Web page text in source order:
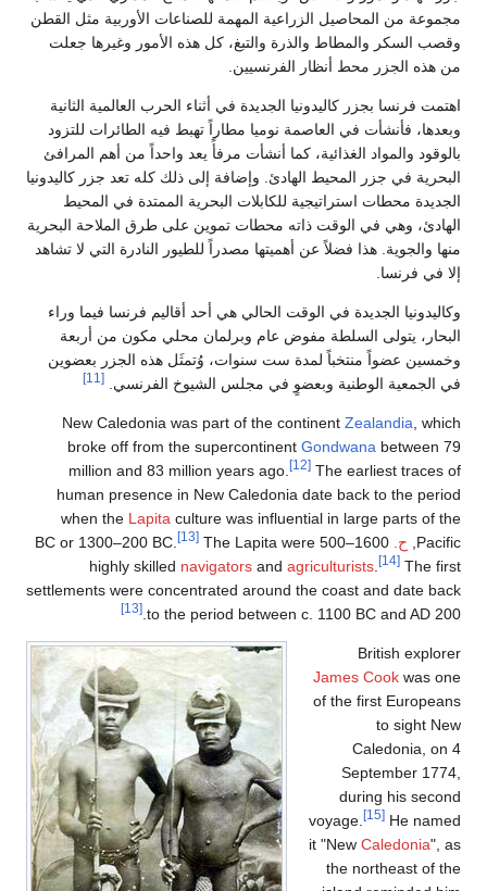
مجموعة من المحاصيل الزراعية المهمة للصناعات الأوربية مثل القطن
وقصب السكر والمطاط والذرة والتبغ، كل هذه الأمور وغيرها جعلت
من هذه الجزر محط أنظار الفرنسيين.
اهتمت فرنسا بجزر كاليدونيا الجديدة في أثناء الحرب العالمية الثانية
وبعدها، فأنشأت في العاصمة نوميا مطاراً تهبط فيه الطائرات للتزود
بالوقود والمواد الغذائية، كما أنشأت مرفأً يعد واحداً من أهم المرافئ
البحرية في جزر المحيط الهادئ. وإضافة إلى ذلك كله تعد جزر كاليدونيا
الجديدة محطات استراتيجية للكابلات البحرية الممتدة في المحيط
الهادئ، وهي في الوقت ذاته محطات تموين على طرق الملاحة البحرية
منها والجوية. هذا فضلاً عن أهميتها مصدراً للطيور النادرة التي لا تشاهد
إلا في فرنسا.
وكاليدونيا الجديدة في الوقت الحالي هي أحد أقاليم فرنسا فيما وراء
البحار، يتولى السلطة مفوض عام وبرلمان محلي مكون من أربعة
وخمسين عضواً منتخباً لمدة ست سنوات، وُتمثَل هذه الجزر بعضوين
في الجمعية الوطنية وبعضوٍ في مجلس الشيوخ الفرنسي.
New Caledonia was part of the continentZealandia , which
broke off from the supercontinentGondwanabetween 79
million and 83 million years ago.
[12]The earliest traces of
human presence in New Caledonia date back to the period
when theLapitaculture was influential in large parts of the
Pacific, ح.1600–500 BC or 1300–200 BC.
[13]The Lapita were
highly skillednavigatorsandagriculturists. [14]The first
settlements were concentrated around the coast and date back
to the period between c. 1100 BC and AD 200.
[13]
British explorer
James Cookwas one
of the first Europeans
to sight New
Caledonia, on 4
September 1774,
during his second
voyage.
[15]He named
it "NewCaledonia", as
the northeast of the